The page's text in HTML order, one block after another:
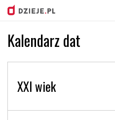
Kalendarz dat
XXI wiek